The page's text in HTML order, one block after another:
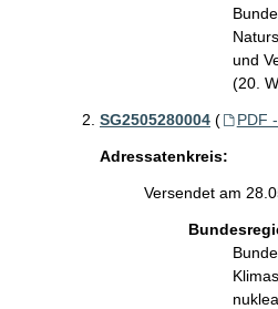
und
(20.
SG2505280004 ( PDF
Adressatenkreis:
Versendet am